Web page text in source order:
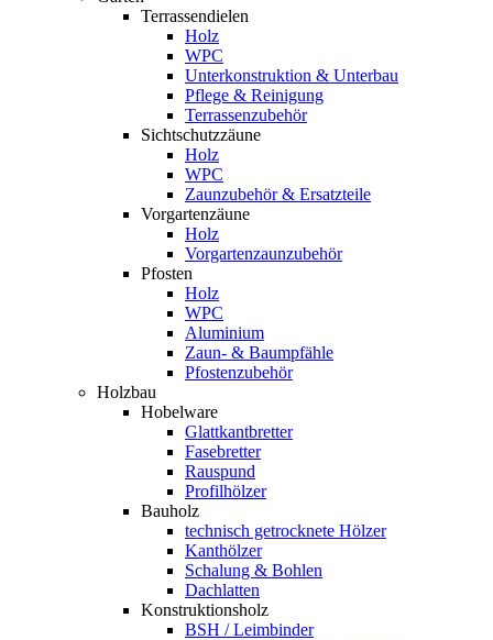
Terrassendielen
Holz
WPC
Unterkonstruktion & Unterbau
Pflege & Reinigung
Terrassenzubehör
Sichtschutzzäune
Holz
WPC
Zaunzubehör & Ersatzteile
Vorgartenzäune
Holz
Vorgartenzaunzubehör
Pfosten
Holz
WPC
Aluminium
Zaun- & Baumpfähle
Pfostenzubehör
Holzbau
Hobelware
Glattkantbretter
Fasebretter
Rauspund
Profilhölzer
Bauholz
technisch getrocknete Hölzer
Kanthölzer
Schalung & Bohlen
Dachlatten
Konstruktionsholz
BSH / Leimbinder